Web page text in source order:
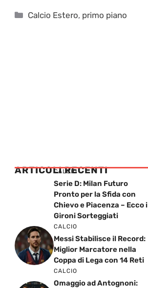
Categorie
Calcio Estero, primo piano
ARTICOLI RECENTI
CALCIO
Serie D: Milan Futuro
Pronto per la Sfida con
Chievo e Piacenza – Ecco i
Gironi Sorteggiati
CALCIO
Messi Stabilisce il Record:
Miglior Marcatore nella
Coppa di Lega con 14 Reti
CALCIO
Omaggio ad Antognoni: